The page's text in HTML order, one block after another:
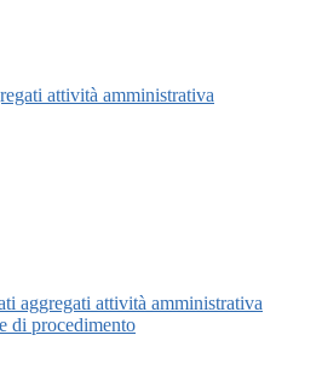
attività amministrativa
aggregati attività amministrativa
di procedimento